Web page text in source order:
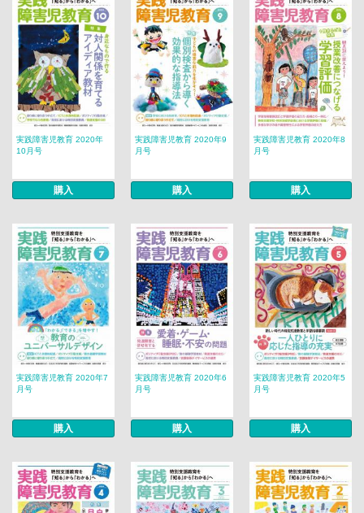
実践障害児教育 2020年
10月号
購入
実践障害児教育 2020年9
月号
購入
実践障害児教育 2020年8
月号
購入
実践障害児教育 2020年7
月号
購入
実践障害児教育 2020年6
月号
購入
実践障害児教育 2020年5
月号
購入